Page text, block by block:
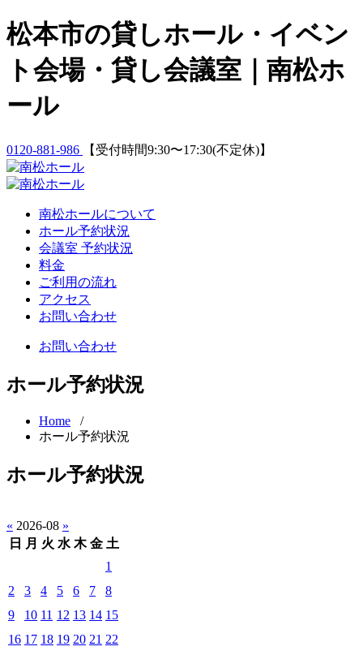
Skip
to
松本市の貸しホール・イベン
ト会場・貸し会議室｜南松ホ
ール
0120-881-986 【受付時間9:30〜17:30(不定休)】
南松ホールについて
ホール予約状況
会議室 予約状況
料金
ご利用の流れ
アクセス
お問い合わせ
お問い合わせ
ホール予約状況
Home /
ホール予約状況
ホール予約状況
« 2026-08 »
日
月 火 水 木 金 土
1
2
3 4 5 6 7
8
9
10 11 12 13 14 15
16 17 18 19 20 21 22